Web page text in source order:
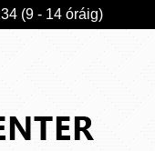
(9 - 14 óráig)